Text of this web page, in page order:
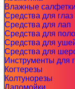
Влажные салфетки
Средства для глаз
Средства для лап
Средства для
Средства для
Средства для
Инструменты для
Когтерезы
Колтунорезы
Лапомойки